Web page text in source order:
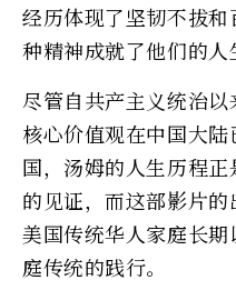
经历体现了坚韧不拔
种精神成就了他们的人
尽管自共产主义统治
核心价值观在中国大
国，汤姆的人生历程
的见证，而这部影片
美国传统华人家庭长
庭传统的践行。